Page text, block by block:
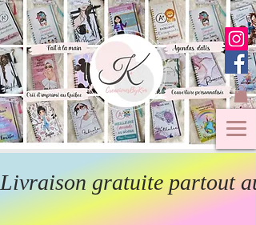
Livraison gratuite partout